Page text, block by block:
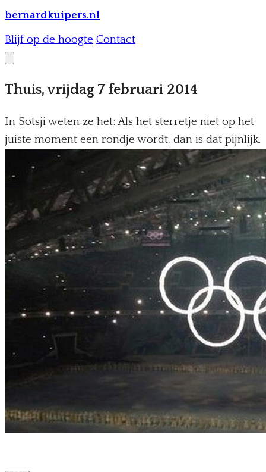
bernardkuipers.nl
Blijf op de hoogte Contact
Thuis, vrijdag 7 februari 2014
In Sotsji weten ze het: Als het sterretje niet op het
juiste moment een rondje wordt, dan is dat pijnlijk.